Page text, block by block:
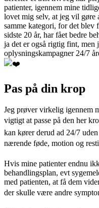
patienter, igennem mine
lovet mig selv, at jeg vil gøre
samme kategori, for det
sidste 20 år, har fået bedre
ja det er også rigtig fint, men
oplysningskampagner 24/7
Pas på din krop
Jeg prøver virkelig igennem
vigtigt at passe på den her
kan kører derud ad 24/7
nærende føde, motion og
Hvis mine patienter endnu
behandlingsplan, evt
med patienten, at få dem
der skulle være andre